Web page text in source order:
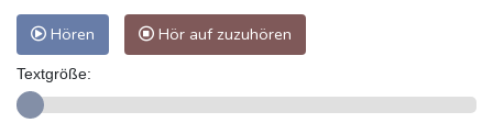
Hören Hör auf zuzuhören
Textgröße: